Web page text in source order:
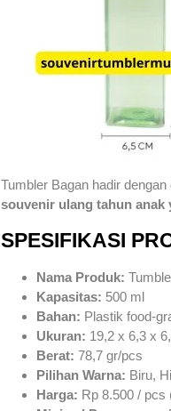
Tumbler Bagan hadir dengan
souvenir ulang tahun anak
SPESIFIKASI
Nama Produk:
Kapasitas: 500 ml
Bahan: Plastik food-
Ukuran: 19,2 x 6,3 x
Berat: 78,7 gr/pcs
Pilihan Warna: Biru,
Harga: Rp 8.500 / pcs